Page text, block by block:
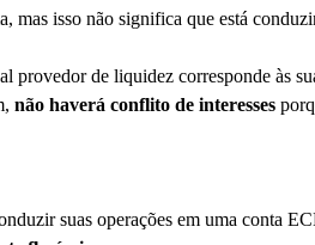
mas isso não significa que está
provedor de liquidez corresponde às
não haverá conflito de interesses
suas operações em uma conta